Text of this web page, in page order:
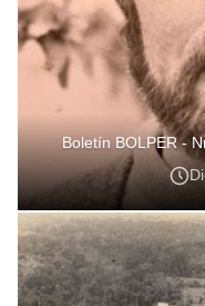
Boletín BOLPER -